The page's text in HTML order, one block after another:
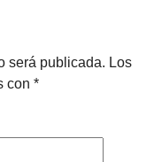
será publicada. Los
con *